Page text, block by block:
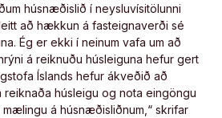
húsnæðislið í neysluvísitölunni
að hækkun á fasteignaverði sé
Ég er ekki í neinum vafa um að
á reiknuðu húsleiguna hefur gert
Íslands hefur ákveðið að
húsleigu og nota eingöngu
á húsnæðisliðnum,“ skrifar